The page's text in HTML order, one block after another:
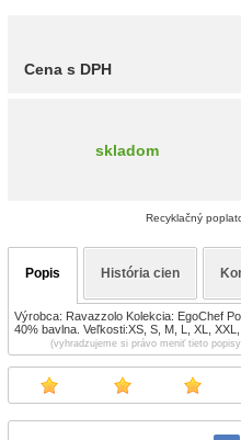
Cena s DPH
skladom
Recyklačný
Popis História cien
Výrobca: Ravazzolo Kolekcia: EgoChef
40% bavlna. Veľkosti:XS, S, M, L, XL,
(vyhradzujeme si právo meniť tieto